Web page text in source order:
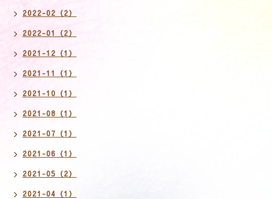
2022-02（2）
2022-01（2）
2021-12（1）
2021-11（1）
2021-10（1）
2021-08（1）
2021-07（1）
2021-06（1）
2021-05（2）
2021-04（1）